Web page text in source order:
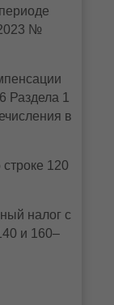
№
Раздела 1
в
120
налог с
и 160–